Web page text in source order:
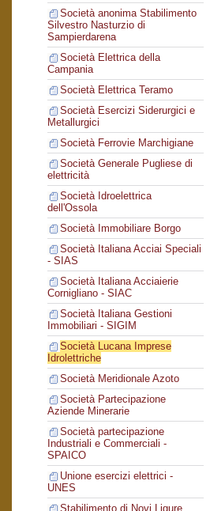
Società anonima Stabilimento
Silvestro Nasturzio di
Sampierdarena
Società Elettrica della
Campania
Società Elettrica Teramo
Società Esercizi Siderurgici e
Metallurgici
Società Ferrovie Marchigiane
Società Generale Pugliese di
elettricità
Società Idroelettrica
dell'Ossola
Società Immobiliare Borgo
Società Italiana Acciai Speciali
- SIAS
Società Italiana Acciaierie
Cornigliano - SIAC
Società Italiana Gestioni
Immobiliari - SIGIM
Società Lucana Imprese
Idrolettriche
Società Meridionale Azoto
Società Partecipazione
Aziende Minerarie
Società partecipazione
Industriali e Commerciali -
SPAICO
Unione esercizi elettrici -
UNES
Stabilimento di Novi Ligure